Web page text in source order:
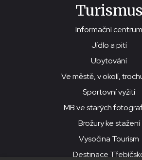
Turismus
Informační centrum
Jídlo a pití
Ubytování
Ve městě, v okolí,
Sportovní vyžití
MB ve starých
Brožury ke stažení
Vysočina Tourism
Destinace